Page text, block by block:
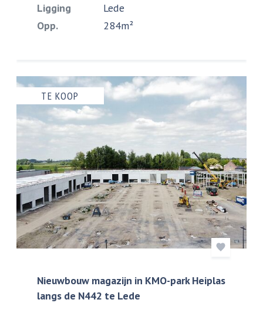
Ligging
Lede
Opp.
284m²
TE KOOP
Nieuwbouw magazijn in KMO-park Heiplas
langs de N442 te Lede